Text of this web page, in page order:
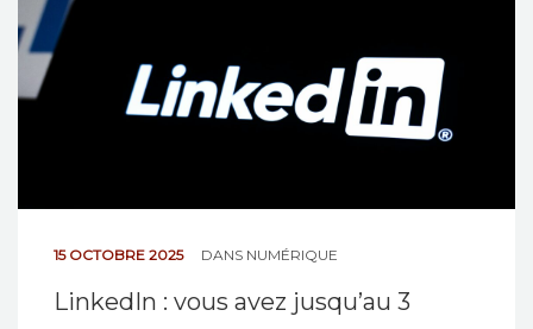
15 OCTOBRE 2025 DANS NUMÉRIQUE
LinkedIn : vous avez jusqu’au 3